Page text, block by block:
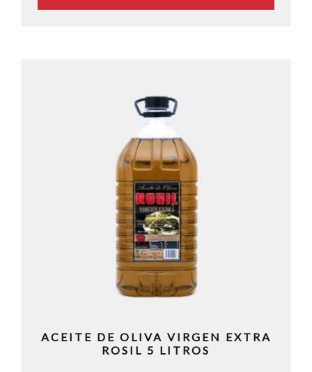
ACEITE DE OLIVA VIRGEN EXTRA
ROSIL 5 LITROS